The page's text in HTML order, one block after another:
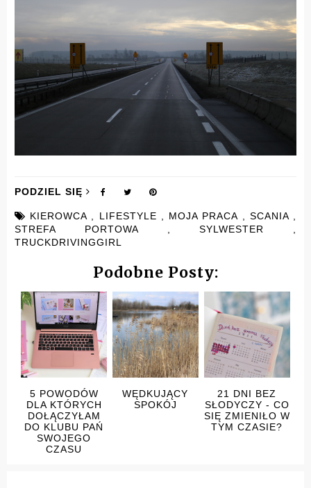
PODZIEL SIĘ
KIEROWCA , LIFESTYLE , MOJA PRACA ,SCANIA ,
STREFA PORTOWA ,SYLWESTER ,
TRUCKDRIVINGGIRL
Podobne Posty:
5 POWODÓW
DLA KTÓRYCH
DOŁĄCZYŁAM
DO KLUBU PAŃ
SWOJEGO
CZASU
WĘDKUJĄCY
SPOKÓJ
21 DNI BEZ
SŁODYCZY - CO
SIĘ ZMIENIŁO W
TYM CZASIE?